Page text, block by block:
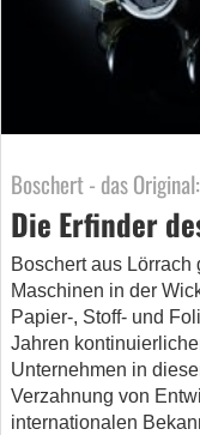
Boschert - das Original:
Die Erfinder
Boschert aus
Maschinen in der
Papier-, Stoff- und
Jahren
Unternehmen in
Verzahnung von
internationalen